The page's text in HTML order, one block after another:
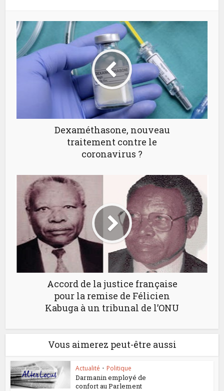
Dexaméthasone, nouveau
traitement contre le
coronavirus ?
Accord de la justice française
pour la remise de Félicien
Kabuga à un tribunal de l’ONU
Vous aimerez peut-être aussi
Actualité • Politique
Darmanin employé de
confort au Parlement